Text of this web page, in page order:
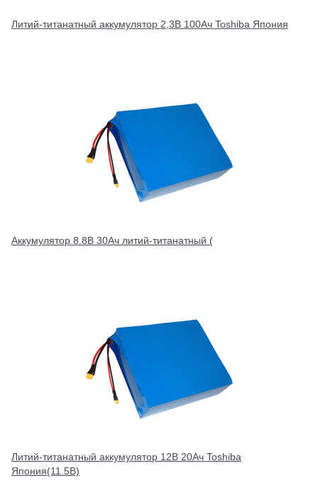
Литий-титанатный аккумулятор 2,3В 100Ач Toshiba Япония
Аккумулятор 8.8В 30Ач литий-титанатный (
Литий-титанатный аккумулятор 12В 20Ач Toshiba
Япония(11.5В)